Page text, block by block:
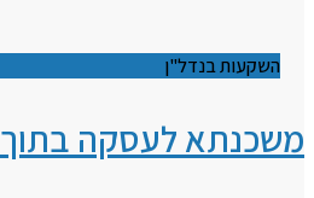
השקעות בנדל"ן
משכנתא לעסקה